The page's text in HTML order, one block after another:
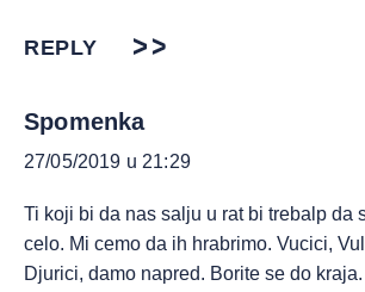
REPLY
Spomenka
27/05/2019 u 21:29
Ti koji bi da nas salju u rat bi trebalp da
celo. Mi cemo da ih hrabrimo. Vucici,
Djurici, damo napred. Borite se do kraja.